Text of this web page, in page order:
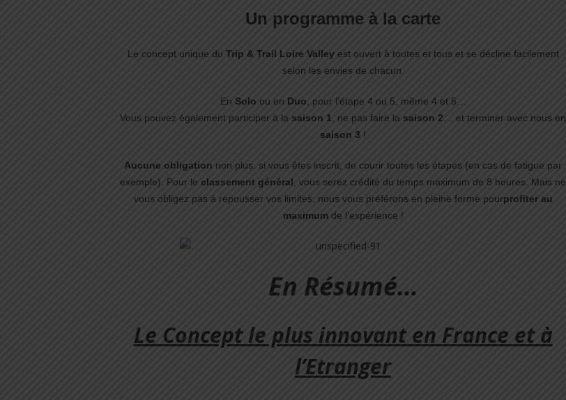
Un programme à la carte
Le concept unique du Trip & Trail Loire Valleyest ouvert à toutes et tous et se décline facilement
selon les envies de chacun.
En Solo ou en Duo, pour l’étape 4 ou 5, même 4 et 5…
Vous pouvez également participer à la saison 1, ne pas faire la saison 2… et terminer avec nous en
saison 3 !
Aucune obligation non plus, si vous êtes inscrit, de courir toutes les étapes (en cas de fatigue par
exemple). Pour le classement général, vous serez crédité du temps maximum de 8 heures. Mais ne
vous obligez pas à repousser vos limites, nous vous préférons en pleine forme pourprofiter au
maximumde l’expérience !
En Résumé…
Le Concept le plus innovant en France et à
l’Etranger